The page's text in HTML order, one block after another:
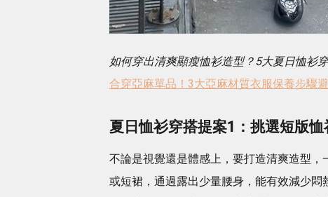
如何穿出清爽顯瘦恤衫造型？5大夏日恤衫
合穿亞麻單品！3大亞麻材質衣服保養步驟
夏日恤衫穿搭提案1：挑選短版恤
不論是視覺還是體感上，要打造清爽造型
或短裙，通過露出少量腰身，能有效減少